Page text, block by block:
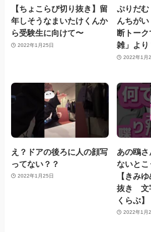
【ちょこらび切り抜き】留
年しそうなまいたけくんか
ら受験生に向けて〜
2022年1月25日
ぷりだ
んちが
断トー
雑」より
2022年1月
え？ドアの後ろに人の顔写
ってない？？
2022年1月25日
あの鴎
ないと
【きみ
抜き 文
くらぶ】
2022年1月